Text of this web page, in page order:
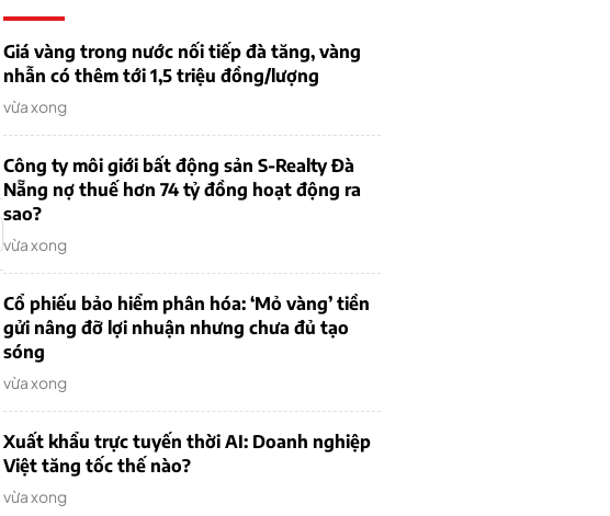
Giá vàng trong nước nối tiếp đà tăng, vàng
nhẫn có thêm tới 1,5 triệu đồng/lượng
vừa xong
Công ty môi giới bất động sản S-Realty Đà
Nẵng nợ thuế hơn 74 tỷ đồng hoạt động ra
sao?
vừa xong
Cổ phiếu bảo hiểm phân hóa: ‘Mỏ vàng’ tiền
gửi nâng đỡ lợi nhuận nhưng chưa đủ tạo
sóng
vừa xong
Xuất khẩu trực tuyến thời AI: Doanh nghiệp
Việt tăng tốc thế nào?
vừa xong